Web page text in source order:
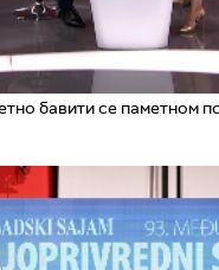
бавити се паметном